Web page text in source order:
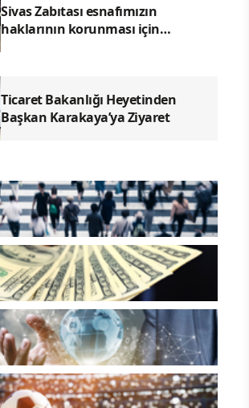
Sivas Zabıtası esnafımızın
haklarının korunması için
Ticaret Bakanlığı Heyetinden
Başkan Karakaya’ya Ziyaret